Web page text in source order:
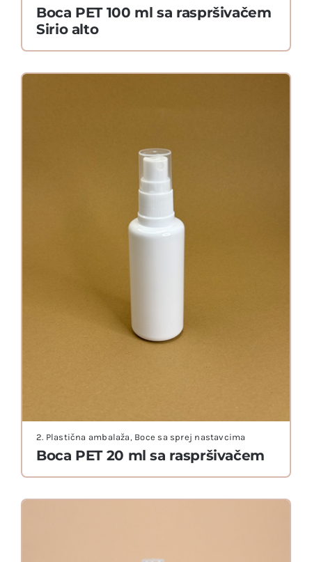
Boca PET 100 ml sa raspršivačem
Sirio alto
Boca PET 20 ml sa raspršivačem
2. Plastična ambalaža, Boce sa sprej nastavcima